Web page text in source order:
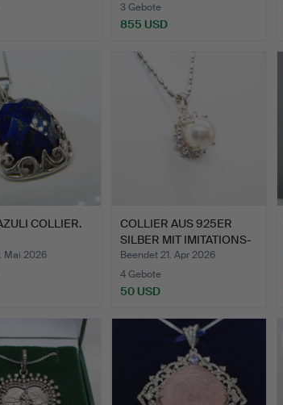
3 Gebote
855 USD
COLLIER.
Mai 2026
COLLIER AUS 925ER
SILBER MIT IMITATIONS-
PE…
Beendet 21. Apr 2026
4 Gebote
50 USD